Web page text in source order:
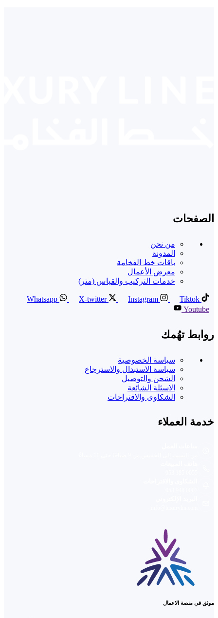
الصفحات
من نحن
المدونة
باقات خط الفخامة
معرض الأعمال
خدمات التركيب والقياس (متر)
Whatsapp X-twitter Instagram
Tiktok
Youtube
روابط تهُمك
سياسة الخصوصية
سياسة الاستبدال والاسترجاع
الشحن والتوصيل
الاسئلة الشائعة
الشكاوى والاقتراحات
خدمة العملاء
موثق في منصة الاعمال